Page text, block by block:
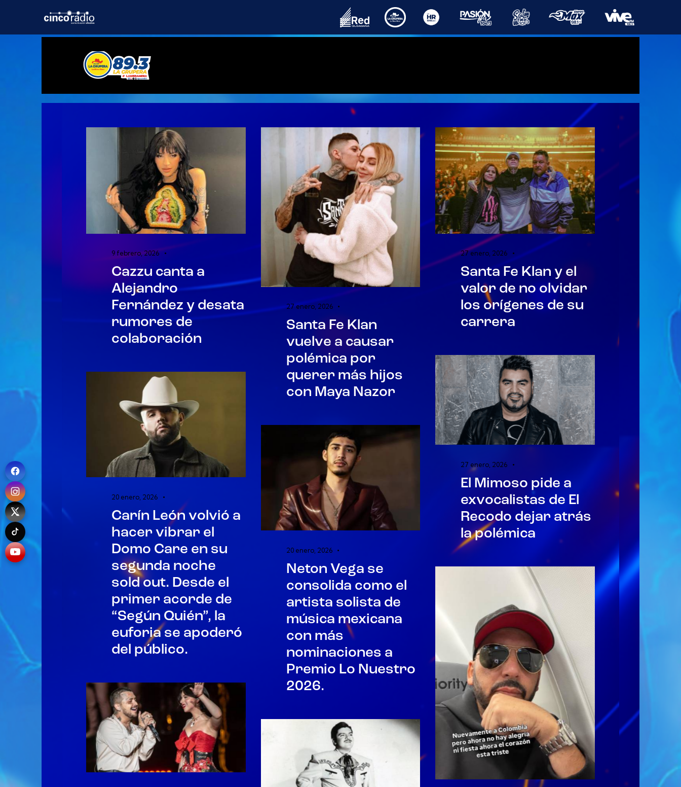
9 febrero, 2026
Cazzu canta a
Alejandro
Fernández y desata
rumores de
colaboración
27 enero, 2026
Santa Fe Klan
vuelve a causar
polémica por
querer más hijos
con Maya Nazor
27 enero, 2026
Santa Fe Klan y el
valor de no olvidar
los orígenes de su
carrera
27 enero, 2026
El Mimoso pide a
exvocalistas de El
Recodo dejar atrás
la polémica
20 enero, 2026
Carín León volvió a
hacer vibrar el
Domo Care en su
segunda noche
sold out. Desde el
primer acorde de
“Según Quién”, la
euforia se apoderó
del público.
20 enero, 2026
Neton Vega se
consolida como el
artista solista de
música mexicana
con más
nominaciones a
Premio Lo Nuestro
2026.